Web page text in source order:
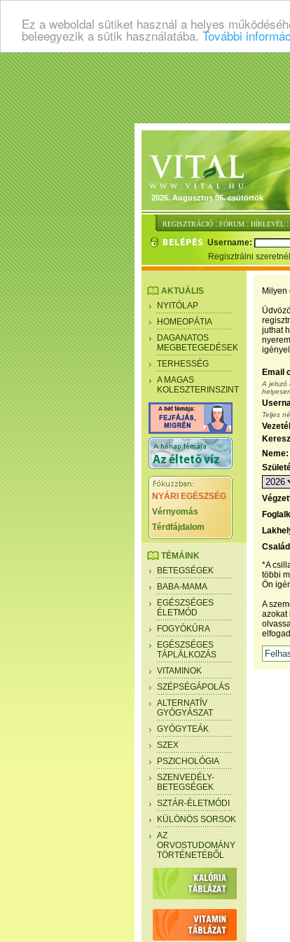
Ez a weboldal sütiket használ a helyes
beleegyezik a sütik használatába. További
2026. Augusztus 06. csütörtök
REGISZTRÁCIÓ : FÓRUM : HÍRLEVÉL :
Username:
Regisztrálni
AKTUÁLIS
NYITÓLAP
HOMEOPÁTIA
DAGANATOS
MEGBETEGEDÉSEK
TERHESSÉG
A MAGAS
KOLESZTERINSZINT
NYÁRI EGÉSZSÉG
Vérnyomás
Térdfájdalom
TÉMÁINK
BETEGSÉGEK
BABA-MAMA
EGÉSZSÉGES
ÉLETMÓD
FOGYÓKÚRA
EGÉSZSÉGES
TÁPLÁLKOZÁS
VITAMINOK
SZÉPSÉGÁPOLÁS
ALTERNATÍV
GYÓGYÁSZAT
GYÓGYTEÁK
SZEX
PSZICHOLÓGIA
SZENVEDÉLY-
BETEGSÉGEK
SZTÁR-ÉLETMÓDI
KÜLÖNÖS SORSOK
AZ
ORVOSTUDOMÁNY
TÖRTÉNETÉBŐL
Milyen
juthat
Email
A jelszó
Teljes
Neme:
*A
többi
Ön
A
azokat